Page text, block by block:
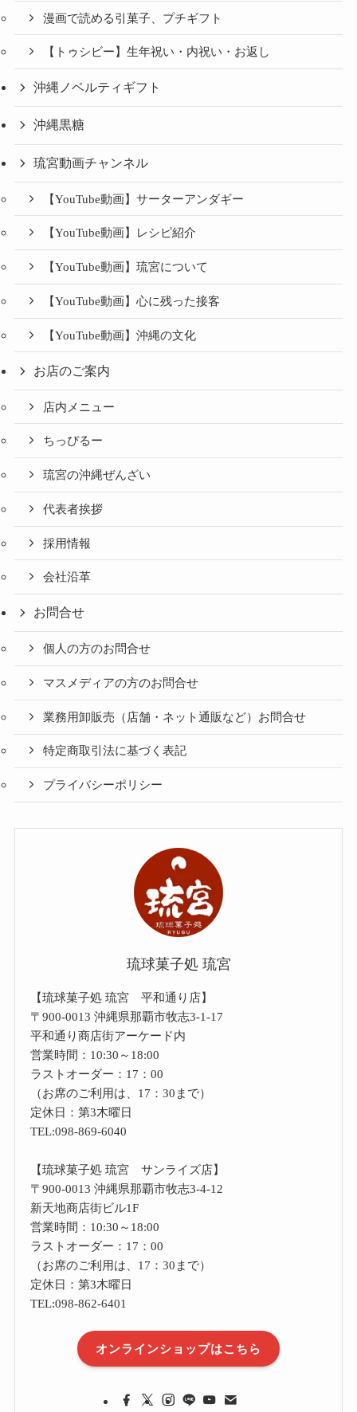
漫画で読める引菓子、プチギフト
【トゥシビー】生年祝い・内祝い・お返し
沖縄ノベルティギフト
沖縄黒糖
琉宮動画チャンネル
【YouTube動画】サーターアンダギー
【YouTube動画】レシピ紹介
【YouTube動画】琉宮について
【YouTube動画】心に残った接客
【YouTube動画】沖縄の文化
お店のご案内
店内メニュー
ちっぴるー
琉宮の沖縄ぜんざい
代表者挨拶
採用情報
会社沿革
お問合せ
個人の方のお問合せ
マスメディアの方のお問合せ
業務用卸販売（店舗・ネット通販など）お問合せ
特定商取引法に基づく表記
プライバシーポリシー
琉球菓子処 琉宮
【琉球菓子処 琉宮 平和通り店】
〒900-0013 沖縄県那覇市牧志3-1-17
平和通り商店街アーケード内
営業時間：10:30～18:00
ラストオーダー：17：00
（お席のご利用は、17：30まで）
定休日：第3木曜日
TEL:098-869-6040
【琉球菓子処 琉宮 サンライズ店】
〒900-0013 沖縄県那覇市牧志3-4-12
新天地商店街ビル1F
営業時間：10:30～18:00
ラストオーダー：17：00
（お席のご利用は、17：30まで）
定休日：第3木曜日
TEL:098-862-6401
オンラインショップはこちら